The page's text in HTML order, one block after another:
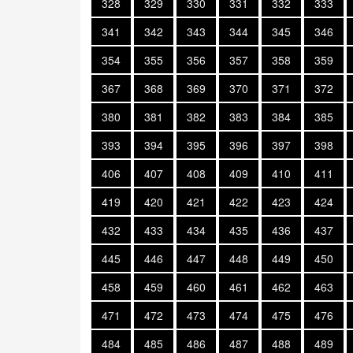
341
342 343 344 345
346
354
355 356 357 358
359
367
368 369 370 371
372
380
381 382 383 384
385
393
394 395 396 397
398
406
407 408 409 410
411
419
420 421 422 423
424
432
433 434 435 436
437
445
446 447 448 449
450
458
459 460 461 462
463
471
472 473 474 475
476
484
485 486 487 488 489